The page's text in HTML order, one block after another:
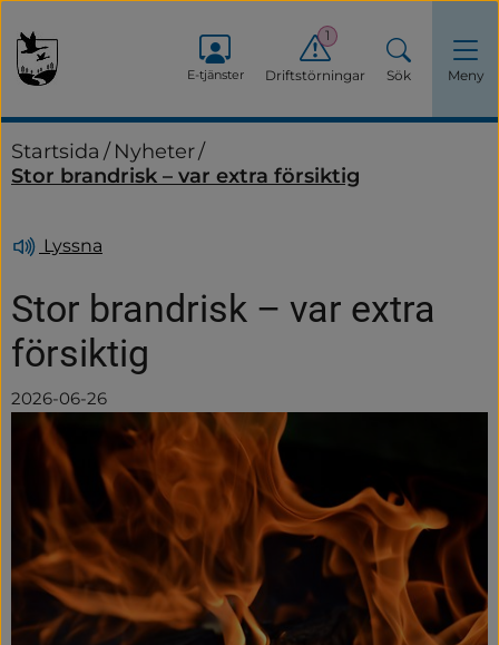
E-tjänster Driftstörningar
1
Sök Meny
Startsida / Nyheter/
Stor brandrisk – var extra försiktig
Lyssna
Stor brandrisk – var extra
försiktig
2026-06-26